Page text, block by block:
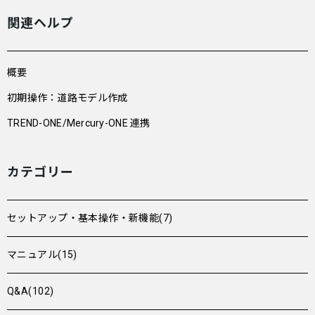
関連ヘルプ
概要
初期操作：道路モデル作成
TREND-ONE/Mercury-ONE 連携
カテゴリー
セットアップ・基本操作・新機能(7)
マニュアル(15)
Q&A(102)